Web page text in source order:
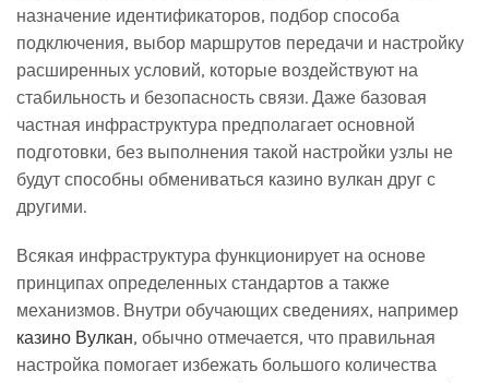
назначение идентификаторов, подбор способа
подключения, выбор маршрутов передачи и настройку
расширенных условий, которые воздействуют на
стабильность и безопасность связи. Даже базовая
частная инфраструктура предполагает основной
подготовки, без выполнения такой настройки узлы не
будут способны обмениваться казино вулкан друг с
другими.
Всякая инфраструктура функционирует на основе
принципах определенных стандартов а также
механизмов. Внутри обучающих сведениях, например
казино Вулкан, обычно отмечается, что правильная
настройка помогает избежать большого количества